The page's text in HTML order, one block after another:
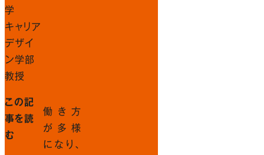
学
キャリア
デザイ
ン学部
教授
働き方
が多様
になり、
この記
事を読
む